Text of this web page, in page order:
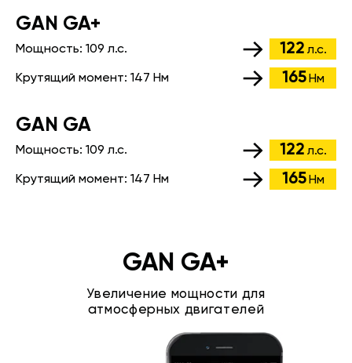
GАN GA+
Мощность: 109 л.с. 122 л.с.
Крутящий момент: 147 Нм 165 Нм
GАN GA
Мощность: 109 л.с. 122 л.с.
Крутящий момент: 147 Нм 165 Нм
GAN GA+
Увеличение мощности для
атмосферных двигателей